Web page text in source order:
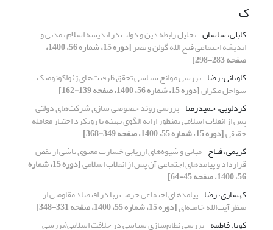
ک
کابلی، ساسان تحلیل رابطه دین و دولت در اندیشه اسلام تمدنی و
اندیشه اجتماعی فتح الله گولن و نصر [دوره 15، شماره 56، 1400،
صفحه 283-298]
کاویانی، رضا بررسی موانع سیاسی تحقق ظرفیت‌های ژئواکونومیک
سواحل مکران[دوره 15، شماره 56، 1400، صفحه 139-162]
کردلویی، حمیدرضا بررسی روند خصوصی سازی شرکت‌های دولتی
پس از انقلاب اسلامی بمنظور ارایه الگوی بهینه با رویکرد اختیار معامله
حقیقی[دوره 15، شماره 55، 1400، صفحه 349-368]
کریمی، فتاح مبانی و شیوه‌های ارزیابی خسارت معنوی ناشی از نقض
قرارداد و پیامدهای اجتماعی آن پس از انقلاب اسلامی [دوره 15، شماره
56، 1400، صفحه 45-64]
کهساری، رضا پیامدهای اجتماعی حرمت ربا در اقتصاد مقاومتی از
منظر آیت‌الله خامنه‌ای[دوره 15، شماره 55، 1400، صفحه 331-348]
کوپا، فاطمه بررسی نظام‌سازی سیاسی در خلافت اسلامی(بررسی